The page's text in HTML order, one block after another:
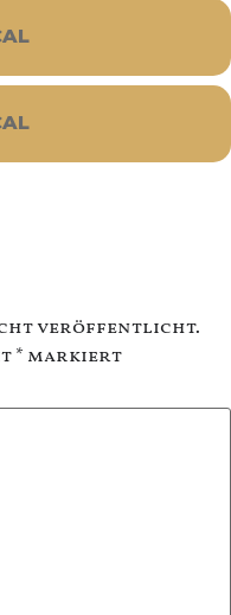
veröffentlicht.
* markiert